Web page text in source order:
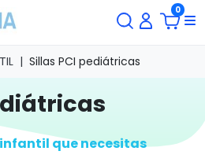
0
Sillas PCI pediátricas
que necesitas